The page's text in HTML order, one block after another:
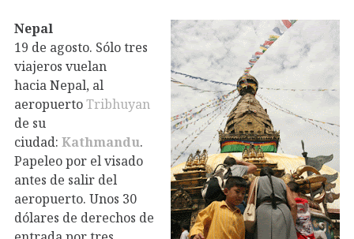
Nepal
19 de agosto. Sólo tres
viajeros vuelan
hacia Nepal, al
aeropuertoTribhuyan
de su
ciudad: Kathmandu.
Papeleo por el visado
antes de salir del
aeropuerto. Unos 30
dólares de derechos de